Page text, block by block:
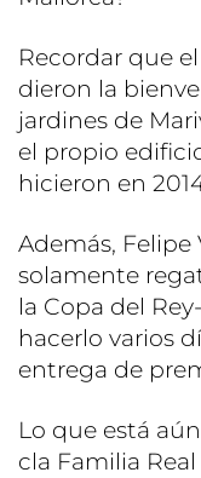
Recordar que
dieron la
jardines de
el propio
hicieron en
Además, Felipe
solamente
la Copa del
hacerlo varios
entrega de
Lo que está
cla Familia